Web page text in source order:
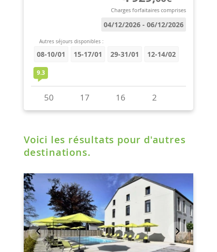
Voici les résultats pour d'autres
destinations.